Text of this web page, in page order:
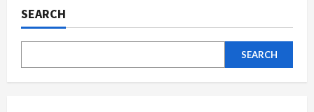
SEARCH
SEARCH